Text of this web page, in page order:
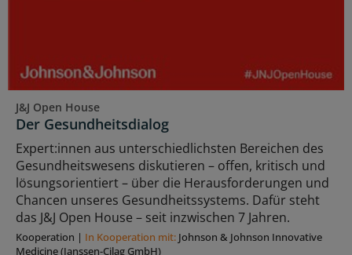
J&J Open House
Der Gesundheitsdialog
Expert:innen aus unterschiedlichsten Bereichen des
Gesundheitswesens diskutieren – offen, kritisch und
lösungsorientiert – über die Herausforderungen und
Chancen unseres Gesundheitssystems. Dafür steht
das J&J Open House – seit inzwischen 7 Jahren.
Kooperation | In Kooperation mit: Johnson & Johnson Innovative
Medicine (Janssen-Cilag GmbH)